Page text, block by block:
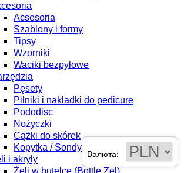
Acsesoria
Szablony i formy
Tipsy
Wzorniki
Waciki bezpyłowe
Pęsety
Pilniki i nakladki do pedicure
Pododisc
Nożyczki
Cążki do skórek
Kopytka / Sondy
i akryly
Валюта: